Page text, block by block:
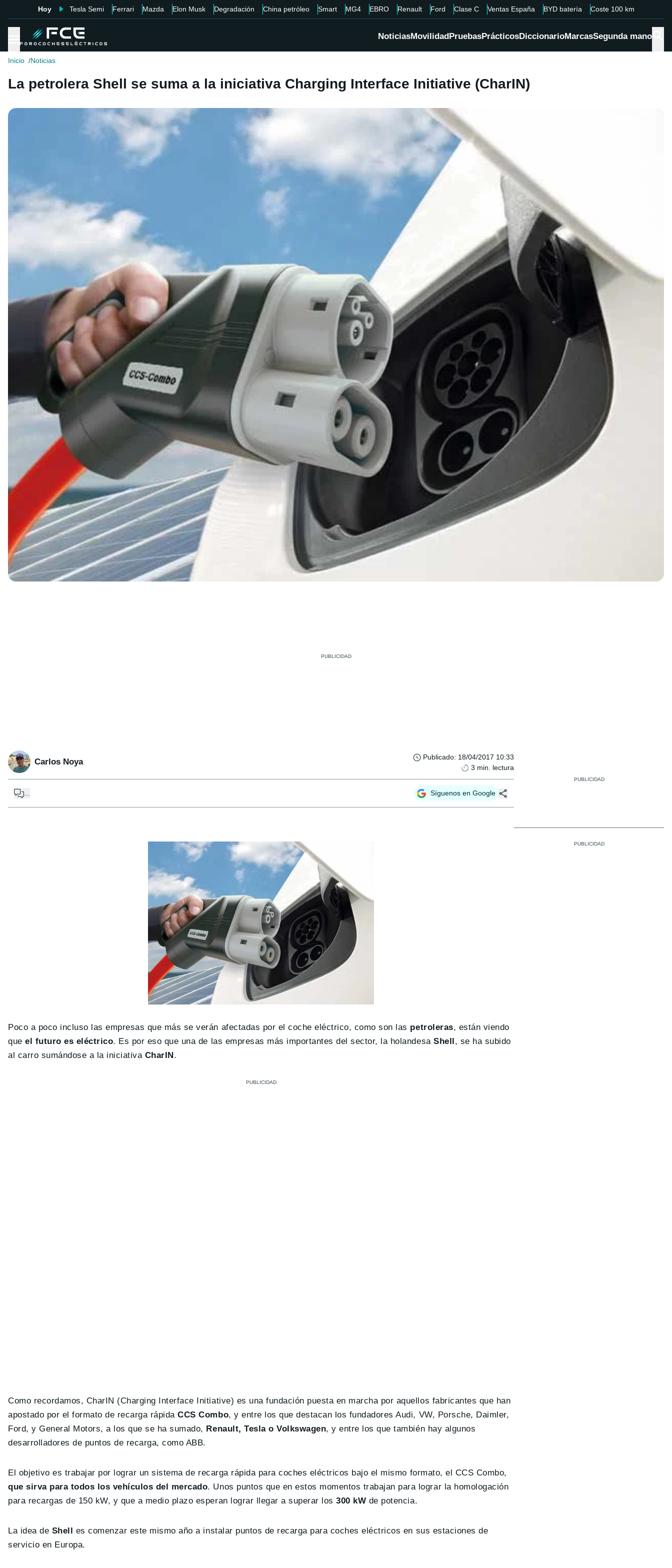
Hoy Tesla Semi Ferrari Mazda Elon Musk Degradación China petróleo Smart MG4 EBRO Renault Ford Clase C Ventas España BYD batería Coste 100 km
NoticiasMovilidadPruebasPrácticosDiccionarioMarcasSegunda mano
Inicio Noticias
La petrolera Shell se suma a la iniciativa Charging Interface Initiative (CharIN)
Carlos Noya Publicado: 18/04/2017 10:33
3 min. lectura
... Síguenos en Google
Poco a poco incluso las empresas que más se verán afectadas por el coche eléctrico, como son las petroleras, están viendo
que el futuro es eléctrico. Es por eso que una de las empresas más importantes del sector, la holandesaShell, se ha subido
al carro sumándose a la iniciativa CharIN.
Como recordamos, CharIN (Charging Interface Initiative) es una fundación puesta en marcha por aquellos fabricantes que han
apostado por el formato de recarga rápidaCCS Combo, y entre los que destacan los fundadores Audi, VW, Porsche, Daimler,
Ford, y General Motors, a los que se ha sumado, Renault, Tesla o Volkswagen, y entre los que también hay algunos
desarrolladores de puntos de recarga, como ABB.
El objetivo es trabajar por lograr un sistema de recarga rápida para coches eléctricos bajo el mismo formato, el CCS Combo,
que sirva para todos los vehículos del mercado. Unos puntos que en estos momentos trabajan para lograr la homologación
para recargas de 150 kW, y que a medio plazo esperan lograr llegar a superar los 300 kW de potencia.
La idea de Shell es comenzar este mismo año a instalar puntos de recarga para coches eléctricos en sus estaciones de
servicio en Europa.